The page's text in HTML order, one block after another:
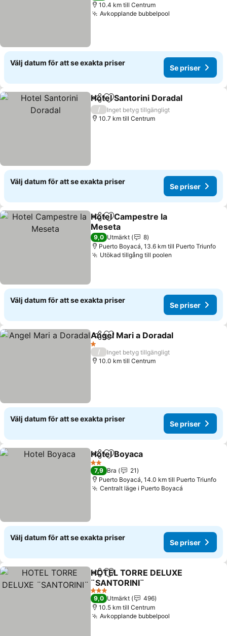
10.4 km till Centrum
Avkopplande bubbelpool
Välj datum för att se exakta priser
Se priser
Dela Lägg till i Mina Favoriter
Hotel Santorini Doradal
/
Inget betyg tillgängligt
10.7 km till Centrum
Välj datum för att se exakta priser
Se priser
Dela Lägg till i Mina Favoriter
Hotel Campestre la
Meseta
Se priser
9,0 Utmärkt
8
Puerto Boyacá, 13.6 km till Puerto Triunfo
Utökad tillgång till poolen
Välj datum för att se exakta priser
Se priser
Dela Lägg till i Mina Favoriter
Angel Mari a Doradal
1 Stjärnor
/
Inget betyg tillgängligt
10.0 km till Centrum
Välj datum för att se exakta priser
Se priser
Dela Lägg till i Mina Favoriter
Hotel Boyaca
2 Stjärnor
7,9 Bra
21
Puerto Boyacá, 14.0 km till Puerto Triunfo
Centralt läge i Puerto Boyacá
Välj datum för att se exakta priser
Se priser
Dela Lägg till i Mina Favoriter
HOTEL TORRE DELUXE
¨SANTORINI¨
Se priser
3 Stjärnor
9,0 Utmärkt
496
10.5 km till Centrum
Avkopplande bubbelpool